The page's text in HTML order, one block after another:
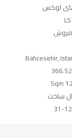
های لوکس
فروش
Bahcesehir,
ساخت